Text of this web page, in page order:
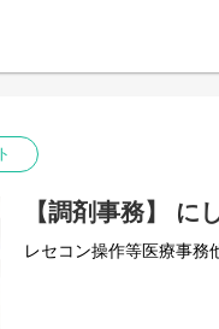
【調剤事務】 に
レセコン操作等医療事務